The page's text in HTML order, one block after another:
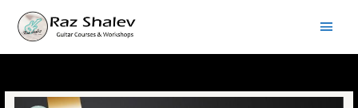
תפריט
ראשי